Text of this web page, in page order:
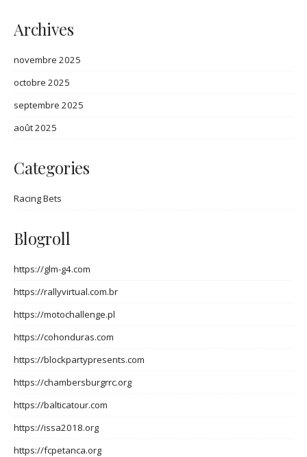
Archives
novembre 2025
octobre 2025
septembre 2025
août 2025
Categories
Racing Bets
Blogroll
https://glm-g4.com
https://rallyvirtual.com.br
https://motochallenge.pl
https://cohonduras.com
https://blockpartypresents.com
https://chambersburgrrc.org
https://balticatour.com
https://issa2018.org
https://fcpetanca.org